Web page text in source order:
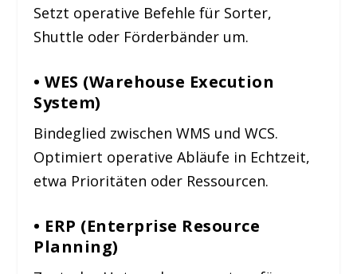
Setzt operative Befehle für Sorter,
Shuttle oder Förderbänder um.
• WES (Warehouse Execution
System)
Bindeglied zwischen WMS und WCS.
Optimiert operative Abläufe in Echtzeit,
etwa Prioritäten oder Ressourcen.
• ERP (Enterprise Resource
Planning)